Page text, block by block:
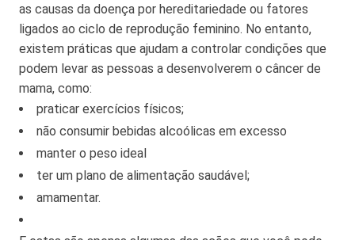
as causas da doença por hereditariedade ou fatores
ligados ao ciclo de reprodução feminino. No entanto,
existem práticas que ajudam a controlar condições que
podem levar as pessoas a desenvolverem o câncer de
mama, como:
praticar exercícios físicos;
não consumir bebidas alcoólicas em excesso
manter o peso ideal
ter um plano de alimentação saudável;
amamentar.